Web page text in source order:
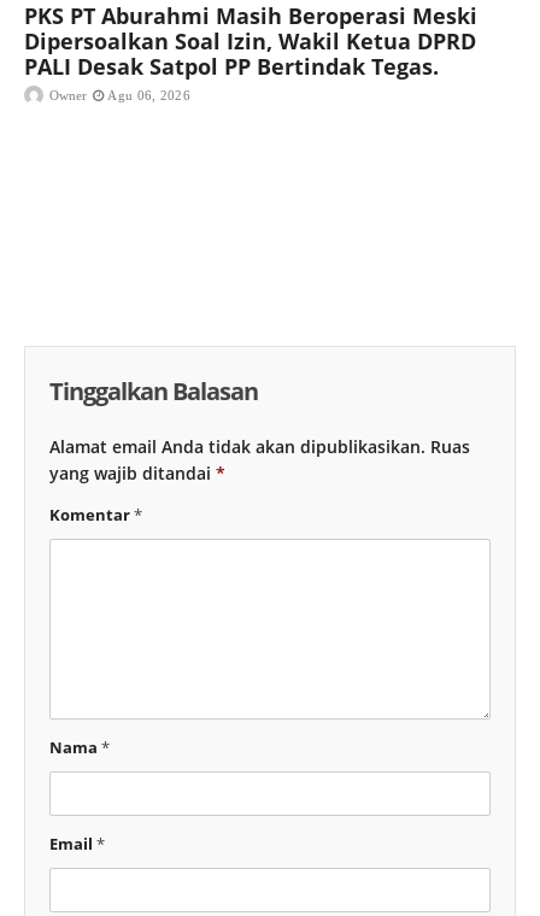
PKS PT Aburahmi Masih Beroperasi Meski
Dipersoalkan Soal Izin, Wakil Ketua DPRD
PALI Desak Satpol PP Bertindak Tegas.
Owner Agu 06, 2026
Tinggalkan Balasan
Alamat email Anda tidak akan dipublikasikan. Ruas
yang wajib ditandai *
Komentar*
Nama *
Email *